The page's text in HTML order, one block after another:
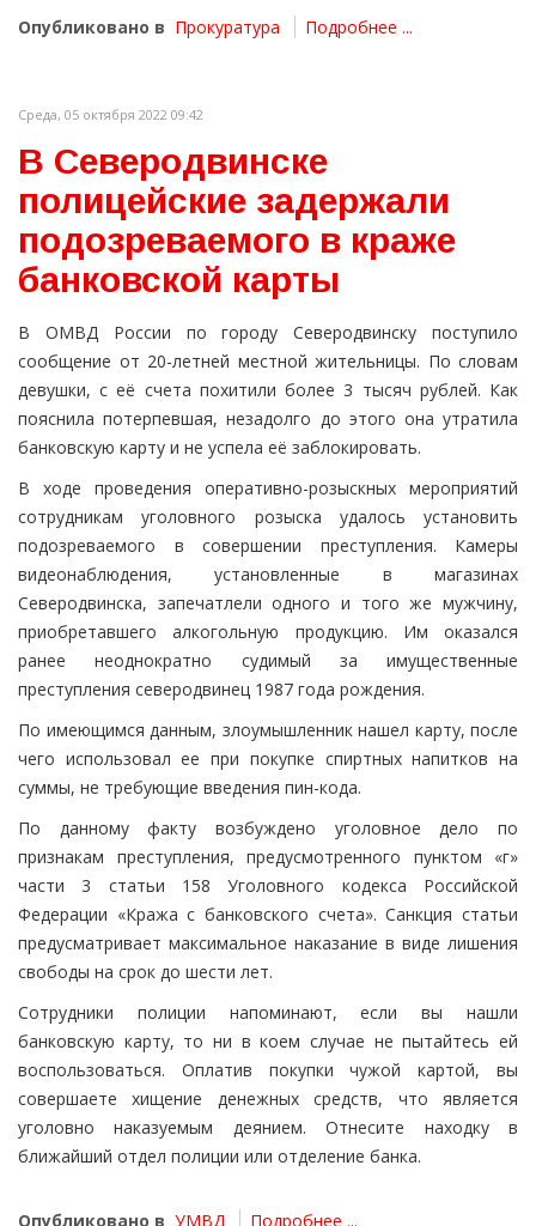
Опубликовано в Прокуратура Подробнее ...
Среда, 05 октября 2022 09:42
В Северодвинске
полицейские задержали
подозреваемого в краже
банковской карты
В ОМВД России по городу Северодвинску поступило
сообщение от 20-летней местной жительницы. По словам
девушки, с её счета похитили более 3 тысяч рублей. Как
пояснила потерпевшая, незадолго до этого она утратила
банковскую карту и не успела её заблокировать.
В ходе проведения оперативно-розыскных мероприятий
сотрудникам уголовного розыска удалось установить
подозреваемого в совершении преступления. Камеры
видеонаблюдения, установленные в магазинах
Северодвинска, запечатлели одного и того же мужчину,
приобретавшего алкогольную продукцию. Им оказался
ранее неоднократно судимый за имущественные
преступления северодвинец 1987 года рождения.
По имеющимся данным, злоумышленник нашел карту, после
чего использовал ее при покупке спиртных напитков на
суммы, не требующие введения пин-кода.
По данному факту возбуждено уголовное дело по
признакам преступления, предусмотренного пунктом «г»
части 3 статьи 158 Уголовного кодекса Российской
Федерации «Кража с банковского счета». Санкция статьи
предусматривает максимальное наказание в виде лишения
свободы на срок до шести лет.
Сотрудники полиции напоминают, если вы нашли
банковскую карту, то ни в коем случае не пытайтесь ей
воспользоваться. Оплатив покупки чужой картой, вы
совершаете хищение денежных средств, что является
уголовно наказуемым деянием. Отнесите находку в
ближайший отдел полиции или отделение банка.
Опубликовано в УМВД Подробнее ...